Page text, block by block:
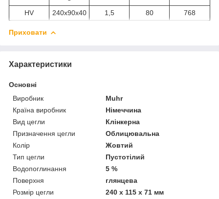
HV 240x90x40 1,5 80 768
Приховати
Характеристики
Основні
Виробник
Muhr
Країна виробник
Німеччина
Вид цегли
Клінкерна
Призначення цегли
Облицювальна
Колір
Жовтий
Тип цегли
Пустотілий
Водопоглинання
5 %
Поверхня
глянцева
Розмір цегли
240 х 115 х 71 мм